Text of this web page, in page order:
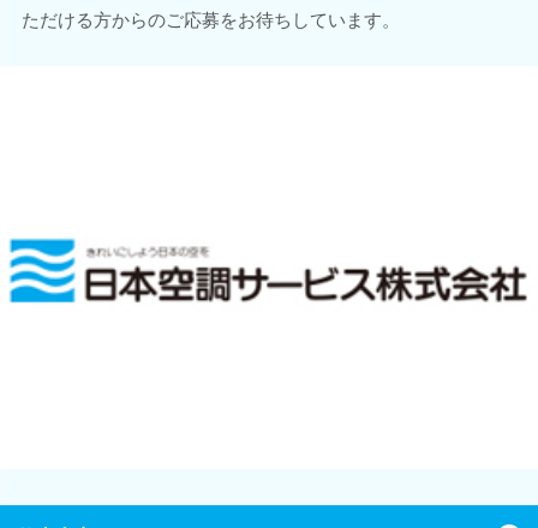
ただける方からのご応募をお待ちしています。